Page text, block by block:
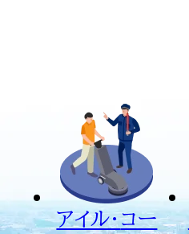
アイル・コー